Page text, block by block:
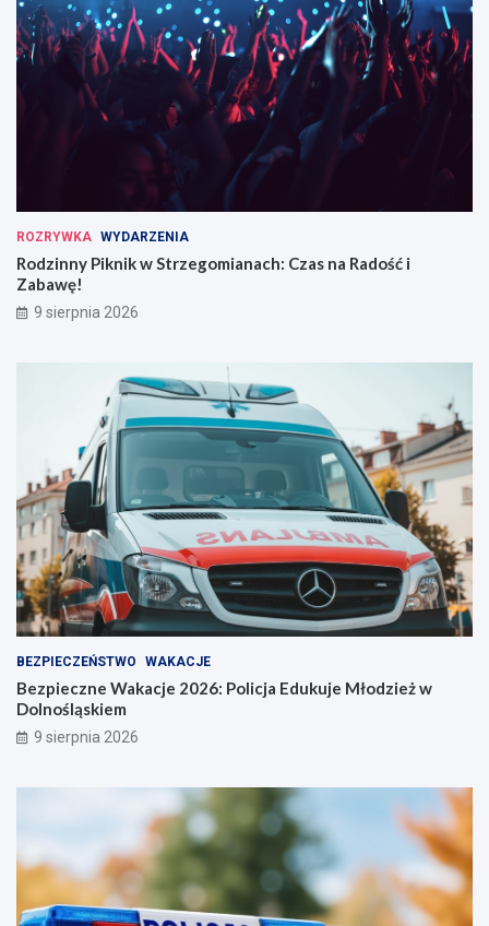
ROZRYWKA WYDARZENIA
Rodzinny Piknik w Strzegomianach: Czas na Radość i
Zabawę!
9 sierpnia 2026
BEZPIECZEŃSTWO WAKACJE
Bezpieczne Wakacje 2026: Policja Edukuje Młodzież w
Dolnośląskiem
9 sierpnia 2026